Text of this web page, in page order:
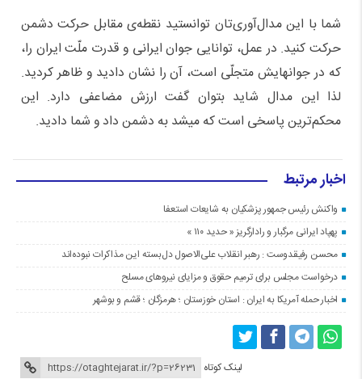
شما با این مدال‌آوری‌تان توانستید نقطه‌ی مقابل حرکت دشمن
حرکت کنید. در عمل، توانایی جوان ایرانی و قدرت ملّت ایران را،
که در جوانهایش متجلّی است، آن را نشان دادید و ظاهر کردید.
لذا این مدال شاید بتوان گفت ارزش مضاعفی دارد. این
محکم‌ترین پاسخی است که میشد به دشمن داد و شما دادید.
اخبار مرتبط
واکنش رئیس جمهور پزشکیان به شایعات استعفا
پهپاد ایرانی مرگبار و رادارگریز « حدید ۱۱۰ »
محسن رفیقدوست : رهبر انقلاب علی‌الاصول دل‌بسته این مذاکرات نبوده‌اند
درخواست مجلس برای ترمیم حقوق و مزایای نیروهای مسلح
اخبار حمله آمریکا به ایران : استان خوزستان ؛ هرمزگان ؛ قشم و بوشهر
لینک کوتاه